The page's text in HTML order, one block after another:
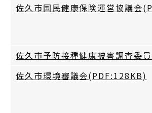
佐久市国民健康保険運営協議会
佐久市予防接種健康被害調査委
佐久市環境審議会(PDF:128KB)